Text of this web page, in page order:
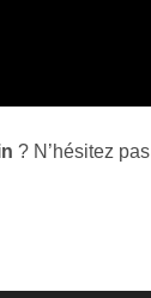
? N’hésitez